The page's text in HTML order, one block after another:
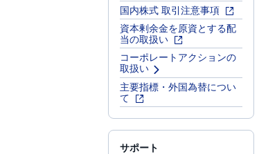
国内株式 取引注意事項
資本剰余金を原資とする配
当の取扱い
コーポレートアクションの
取扱い
主要指標・外国為替につい
て
サポート